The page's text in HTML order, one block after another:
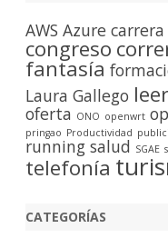
r
AWS Azure carrera
congreso
fantasía
Laura Gallego leer
oferta ONO openwrt
pringao Productividad
running salud SGAE
telefonía
CATEGORÍAS